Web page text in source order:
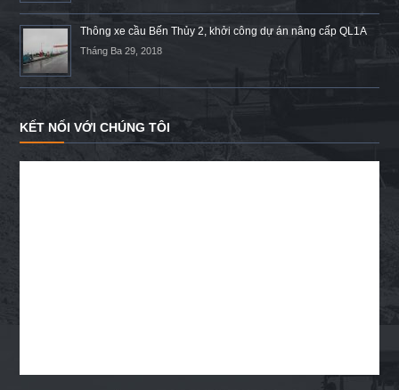
Thông xe cầu Bến Thủy 2, khởi công dự án nâng cấp QL1A
Tháng Ba 29, 2018
KẾT NỐI VỚI CHÚNG TÔI